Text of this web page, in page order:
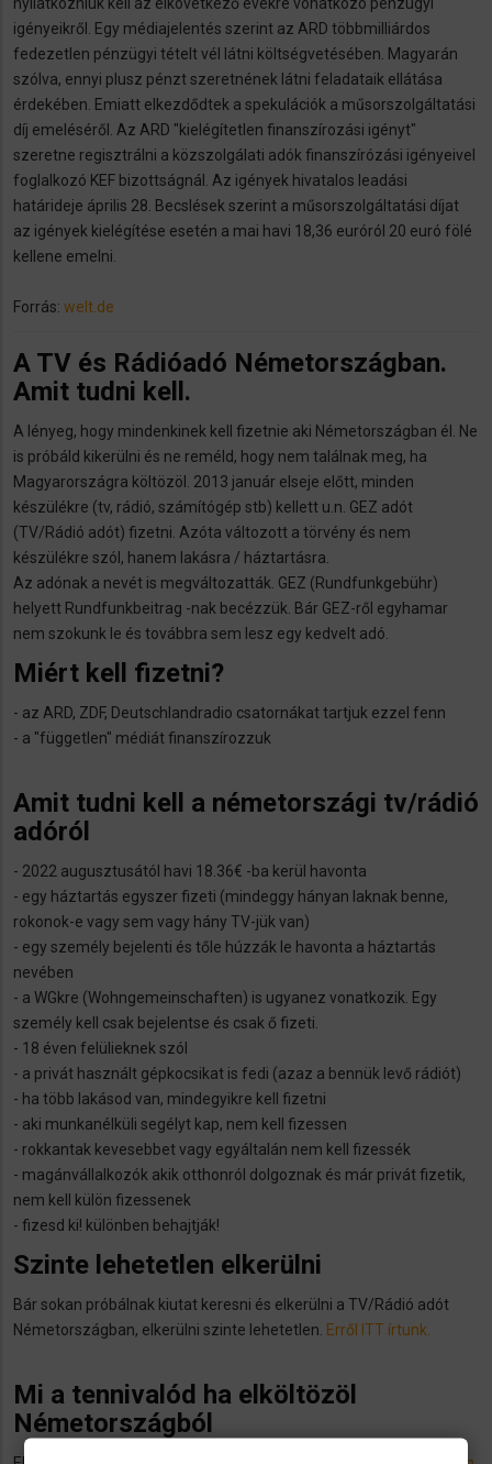
igényeikről. Egy médiajelentés szerint az ARD többmilliárdos
fedezetlen pénzügyi tételt vél látni költségvetésében. Magyarán
szólva, ennyi plusz pénzt szeretnének látni feladataik ellátása
érdekében. Emiatt elkezdődtek a spekulációk a műsorszolgáltatási
díj emeléséről. Az ARD "kielégítetlen finanszírozási igényt"
szeretne regisztrálni a közszolgálati adók finanszírózási igényeivel
foglalkozó KEF bizottságnál. Az igények hivatalos leadási
határideje április 28. Becslések szerint a műsorszolgáltatási díjat
az igények kielégítése esetén a mai havi 18,36 euróról 20 euró fölé
kellene emelni.
Forrás: welt.de
A TV és Rádióadó Németországban.
Amit tudni kell.
A lényeg, hogy mindenkinek kell fizetnie aki Németországban él. Ne
is próbáld kikerülni és ne reméld, hogy nem találnak meg, ha
Magyarországra költözöl. 2013 január elseje előtt, minden
készülékre (tv, rádió, számítógép stb) kellett u.n. GEZ adót
(TV/Rádió adót) fizetni. Azóta változott a törvény és nem
készülékre szól, hanem lakásra / háztartásra.
Az adónak a nevét is megváltozatták. GEZ (Rundfunkgebühr)
helyett Rundfunkbeitrag -nak becézzük. Bár GEZ-ről egyhamar
nem szokunk le és továbbra sem lesz egy kedvelt adó.
Miért kell fizetni?
- az ARD, ZDF, Deutschlandradio csatornákat tartjuk ezzel fenn
- a "független" médiát finanszírozzuk
Amit tudni kell a németországi tv/rádió
adóról
- 2022 augusztusától havi 18.36€ -ba kerül havonta
- egy háztartás egyszer fizeti (mindeggy hányan laknak benne,
rokonok-e vagy sem vagy hány TV-jük van)
- egy személy bejelenti és tőle húzzák le havonta a háztartás
nevében
- a WGkre (Wohngemeinschaften) is ugyanez vonatkozik. Egy
személy kell csak bejelentse és csak ő fizeti.
- 18 éven felülieknek szól
- a privát használt gépkocsikat is fedi (azaz a bennük levő rádiót)
- ha több lakásod van, mindegyikre kell fizetni
- aki munkanélküli segélyt kap, nem kell fizessen
- rokkantak kevesebbet vagy egyáltalán nem kell fizessék
- magánvállalkozók akik otthonról dolgoznak és már privát fizetik,
nem kell külön fizessenek
- fizesd ki! különben behajtják!
Szinte lehetetlen elkerülni
Bár sokan próbálnak kiutat keresni és elkerülni a TV/Rádió adót
Németországban, elkerülni szinte lehetetlen. Erről ITT írtunk.
Mi a tennivalód ha elköltözöl
Németországból